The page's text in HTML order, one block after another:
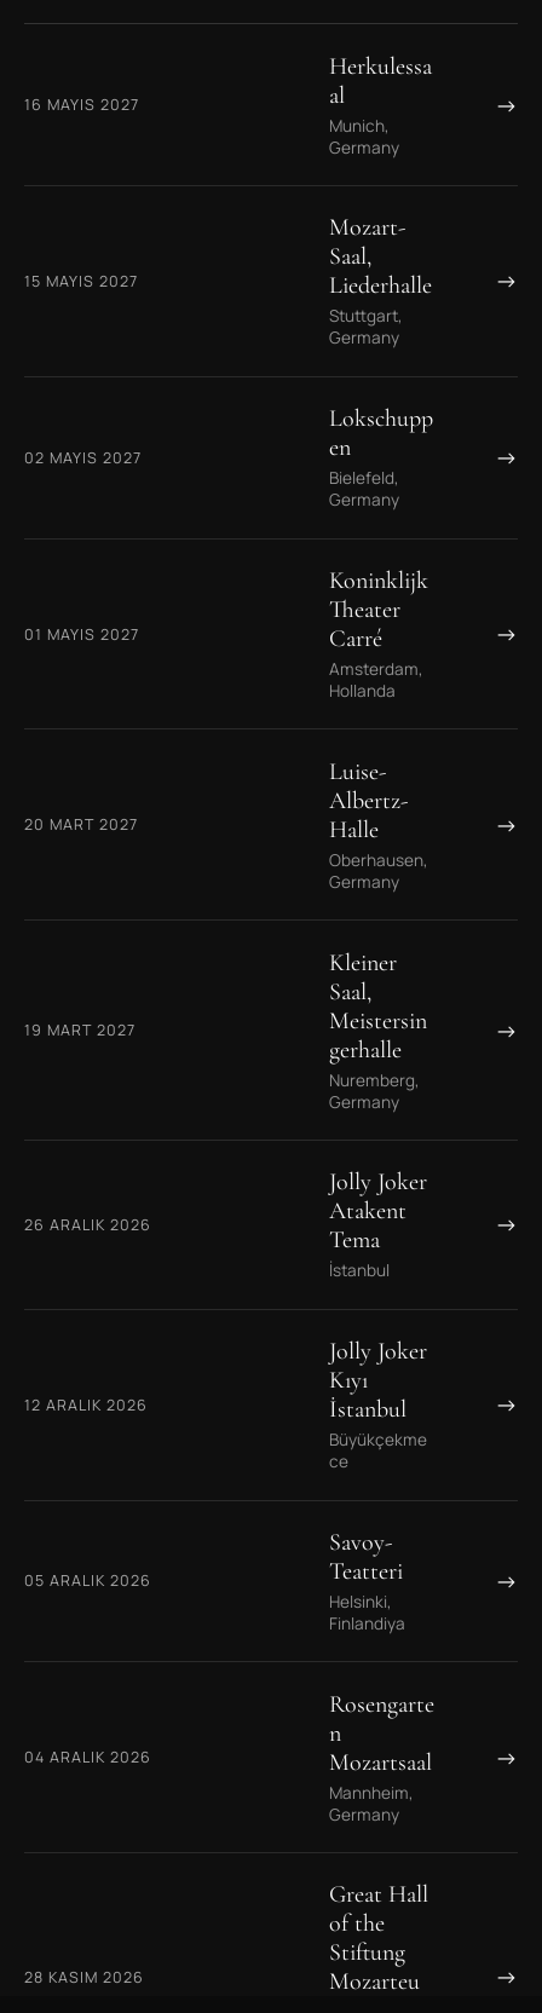
16 MAYIS 2027
Herkulessa
al
Munich,
Germany
→
15 MAYIS 2027
Mozart-
Saal,
Liederhalle
Stuttgart,
Germany
→
02 MAYIS 2027
Lokschupp
en
Bielefeld,
Germany
→
01 MAYIS 2027
Koninklijk
Theater
Carré
Amsterdam,
Hollanda
→
20 MART 2027
Luise-
Albertz-
Halle
Oberhausen,
Germany
→
19 MART 2027
Kleiner
Saal,
Meistersin
gerhalle
Nuremberg,
Germany
→
26 ARALIK 2026
Jolly Joker
Atakent
Tema
İstanbul
→
12 ARALIK 2026
Jolly Joker
Kıyı
İstanbul
Büyükçekme
ce
→
05 ARALIK 2026
Savoy-
Teatteri
Helsinki,
Finlandiya
→
04 ARALIK 2026
Rosengarte
n
Mozartsaal
Mannheim,
Germany
→
28 KASIM 2026
Great Hall
of the
Stiftung
Mozarteu
→